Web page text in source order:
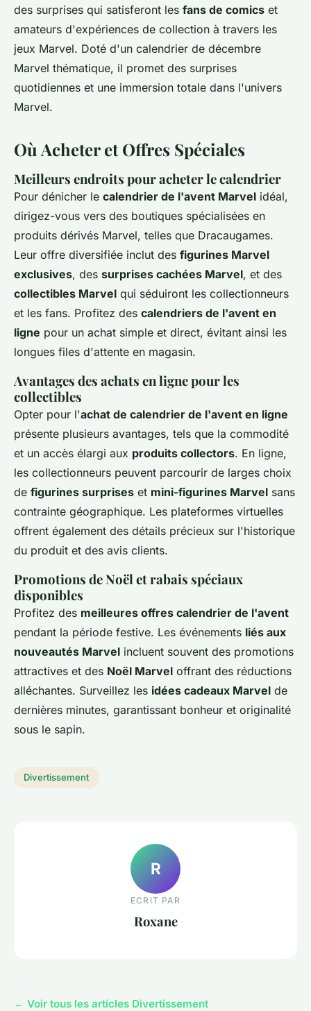
des surprises qui satisferont les fans de comics et
amateurs d'expériences de collection à travers les
jeux Marvel. Doté d'un calendrier de décembre
Marvel thématique, il promet des surprises
quotidiennes et une immersion totale dans l'univers
Marvel.
Où Acheter et Offres Spéciales
Meilleurs endroits pour acheter le calendrier
Pour dénicher le calendrier de l'avent Marvel idéal,
dirigez-vous vers des boutiques spécialisées en
produits dérivés Marvel, telles que Dracaugames.
Leur offre diversifiée inclut des figurines Marvel
exclusives, des surprises cachées Marvel, et des
collectibles Marvel qui séduiront les collectionneurs
et les fans. Profitez des calendriers de l'avent en
ligne pour un achat simple et direct, évitant ainsi les
longues files d'attente en magasin.
Avantages des achats en ligne pour les
collectibles
Opter pour l'achat de calendrier de l'avent en ligne
présente plusieurs avantages, tels que la commodité
et un accès élargi aux produits collectors. En ligne,
les collectionneurs peuvent parcourir de larges choix
de figurines surprises et mini-figurines Marvel sans
contrainte géographique. Les plateformes virtuelles
offrent également des détails précieux sur l'historique
du produit et des avis clients.
Promotions de Noël et rabais spéciaux
disponibles
Profitez des meilleures offres calendrier de l'avent
pendant la période festive. Les événements liés aux
nouveautés Marvel incluent souvent des promotions
attractives et des Noël Marvel offrant des réductions
alléchantes. Surveillez les idées cadeaux Marvel de
dernières minutes, garantissant bonheur et originalité
sous le sapin.
Divertissement
R
ECRIT PAR
Roxane
← Voir tous les articles Divertissement